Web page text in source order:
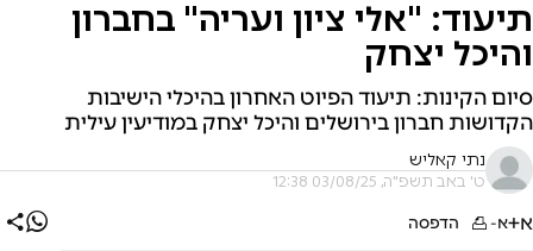
תיעוד: "אלי ציון ועריה" בחברון
והיכל יצחק
סיום הקינות: תיעוד הפיוט האחרון בהיכלי הישיבות
הקדושות חברון בירושלים והיכל יצחק במודיעין עילית
נתי קאליש
ט' באב תשפ"ה, 03/08/25 12:38
א+א- הדפסה